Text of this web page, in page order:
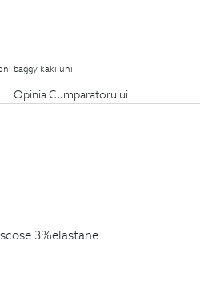
baggy kaki uni
Opinia Cumparatorului
3%elastane